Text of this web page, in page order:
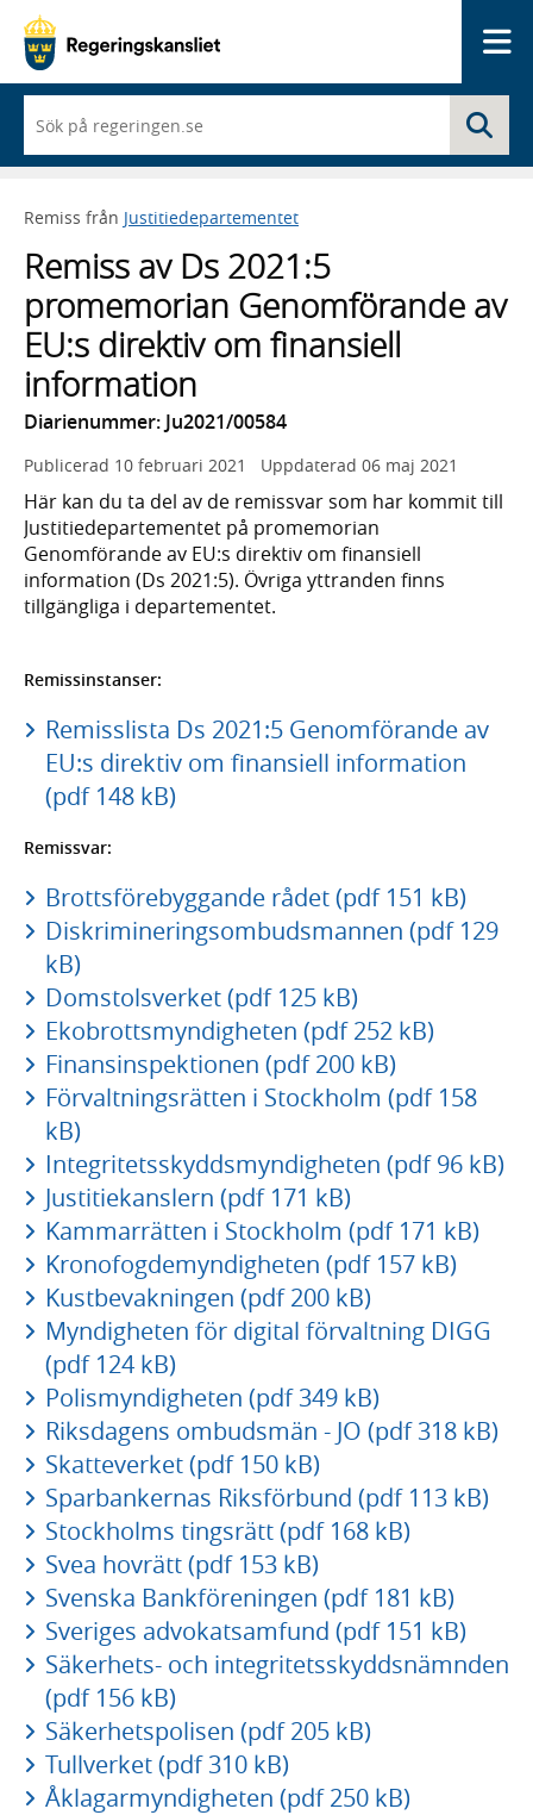
du
börjar
skriva
framträder
lista
med
sökförslag
Remiss från Justitiedepartementet
Remiss av Ds 2021:5
promemorian Genomförande av
EU:s direktiv om finansiell
information
Diarienummer: Ju2021/00584
Publicerad 10 februari 2021 Uppdaterad 06 maj 2021
Här kan du ta del av de remissvar som har kommit till
Justitiedepartementet på promemorian
Genomförande av EU:s direktiv om finansiell
information (Ds 2021:5). Övriga yttranden finns
tillgängliga i departementet.
Remissinstanser:
Remisslista Ds 2021:5 Genomförande av
EU:s direktiv om finansiell information
(pdf 148 kB)
Remissvar:
Brottsförebyggande rådet (pdf 151 kB)
Diskrimineringsombudsmannen (pdf 129
kB)
Domstolsverket (pdf 125 kB)
Ekobrottsmyndigheten (pdf 252 kB)
Finansinspektionen (pdf 200 kB)
Förvaltningsrätten i Stockholm (pdf 158
kB)
Integritetsskyddsmyndigheten (pdf 96 kB)
Justitiekanslern (pdf 171 kB)
Kammarrätten i Stockholm (pdf 171 kB)
Kronofogdemyndigheten (pdf 157 kB)
Kustbevakningen (pdf 200 kB)
Myndigheten för digital förvaltning DIGG
(pdf 124 kB)
Polismyndigheten (pdf 349 kB)
Riksdagens ombudsmän - JO (pdf 318 kB)
Skatteverket (pdf 150 kB)
Sparbankernas Riksförbund (pdf 113 kB)
Stockholms tingsrätt (pdf 168 kB)
Svea hovrätt (pdf 153 kB)
Svenska Bankföreningen (pdf 181 kB)
Sveriges advokatsamfund (pdf 151 kB)
Säkerhets- och integritetsskyddsnämnden
(pdf 156 kB)
Säkerhetspolisen (pdf 205 kB)
Tullverket (pdf 310 kB)
Åklagarmyndigheten (pdf 250 kB)